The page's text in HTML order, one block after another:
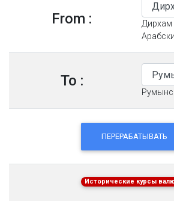
From :
Дирхам
To :
ПЕРЕРАБАТЫВАТЬ
Исторические курсы